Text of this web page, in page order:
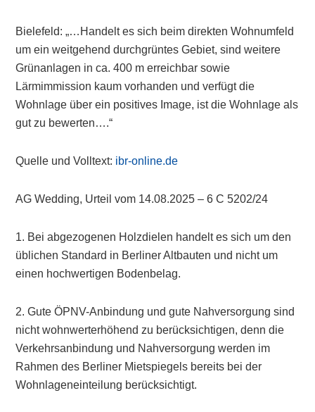
Bielefeld: „…Handelt es sich beim direkten Wohnumfeld
um ein weitgehend durchgrüntes Gebiet, sind weitere
Grünanlagen in ca. 400 m erreichbar sowie
Lärmimmission kaum vorhanden und verfügt die
Wohnlage über ein positives Image, ist die Wohnlage als
gut zu bewerten….“
Quelle und Volltext: ibr-online.de
AG Wedding, Urteil vom 14.08.2025 – 6 C 5202/24
1. Bei abgezogenen Holzdielen handelt es sich um den
üblichen Standard in Berliner Altbauten und nicht um
einen hochwertigen Bodenbelag.
2. Gute ÖPNV-Anbindung und gute Nahversorgung sind
nicht wohnwerterhöhend zu berücksichtigen, denn die
Verkehrsanbindung und Nahversorgung werden im
Rahmen des Berliner Mietspiegels bereits bei der
Wohnlageneinteilung berücksichtigt.